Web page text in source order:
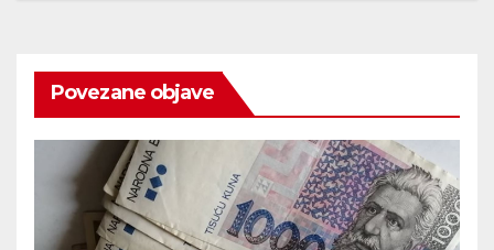
Povezane objave